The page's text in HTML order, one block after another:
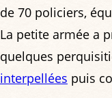
de 70 policiers,
La petite armée a
quelques
interpellées puis